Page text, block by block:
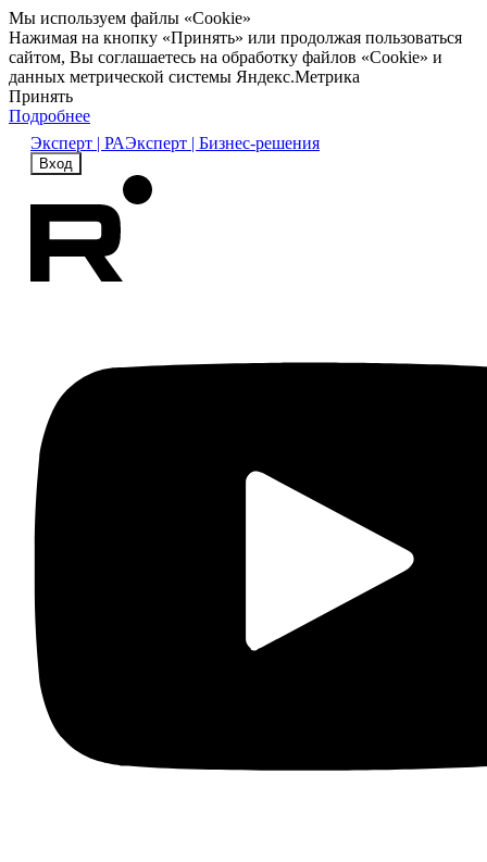
Мы используем файлы «Cookie»
Нажимая на кнопку «Принять» или продолжая пользоваться
сайтом, Вы соглашаетесь на обработку файлов «Cookie» и
данных метрической системы Яндекс.Метрика
Принять
Подробнее
Эксперт | РАЭксперт | Бизнес-решения
Вход